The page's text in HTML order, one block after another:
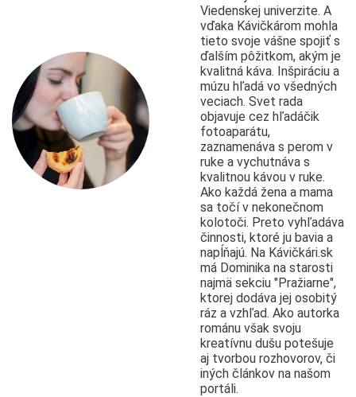
Viedenskej univerzite. A
vďaka Kávičkárom mohla
tieto svoje vášne spojiť s
ďalším pôžitkom, akým je
kvalitná káva. Inšpiráciu a
múzu hľadá vo všedných
veciach. Svet rada
objavuje cez hľadáčik
fotoaparátu,
zaznamenáva s perom v
ruke a vychutnáva s
kvalitnou kávou v ruke.
Ako každá žena a mama
sa točí v nekonečnom
kolotoči. Preto vyhľadáva
činnosti, ktoré ju bavia a
napĺňajú. Na Kávičkári.sk
má Dominika na starosti
najmä sekciu "Pražiarne",
ktorej dodáva jej osobitý
ráz a vzhľad. Ako autorka
románu však svoju
kreatívnu dušu potešuje
aj tvorbou rozhovorov, či
iných článkov na našom
portáli.